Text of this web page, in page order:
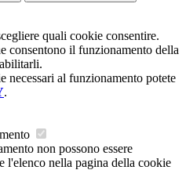
quali cookie consentire.
consentono il funzionamento della
necessari al funzionamento potete
.
non possono essere
l'elenco nella pagina della cookie